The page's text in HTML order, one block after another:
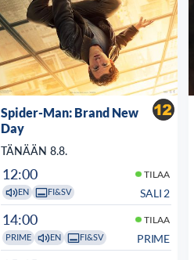
Spider-Man: Brand New
Day
TÄNÄÄN 8.8.
12:00 TILAA
EN FI&SV SALI 2
14:00 TILAA
PRIME EN FI&SV PRIME